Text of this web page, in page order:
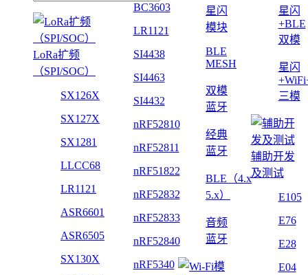
LoRa扩频
（SPI/SOC）
SX126X
SX127X
SX1281
LLCC68
LR1121
ASR6601
ASR6505
SX130X
BC3603
LR1121
SI4438
SI4463
SI4432
nRF52810
nRF52811
nRF51822
nRF52832
nRF52833
nRF52840
nRF5340
星闪
模块
BLE
MESH
双模
蓝牙
经典
蓝牙
BLE（4.x
5.x）
音频
蓝牙
星闪
+BLE
双模
星闪
三模
辅助开发
及测试
E105
E76
E28
E04